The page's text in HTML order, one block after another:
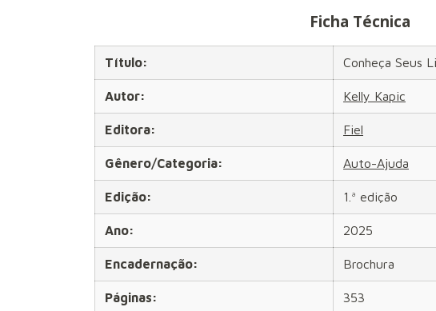
Ficha Técnica
Título: Conheça Seus
Autor: Kelly Kapic
Editora: Fiel
Gênero/Categoria: Auto-Ajuda
Edição: 1.ª edição
Ano: 2025
Encadernação: Brochura
Páginas: 353